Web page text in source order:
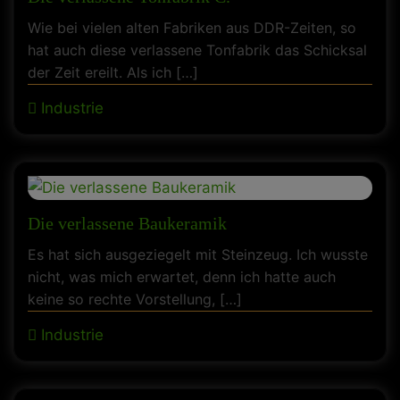
Wie bei vielen alten Fabriken aus DDR-Zeiten, so
hat auch diese verlassene Tonfabrik das Schicksal
der Zeit ereilt. Als ich […]
Industrie
Die verlassene Baukeramik
Es hat sich ausgeziegelt mit Steinzeug. Ich wusste
nicht, was mich erwartet, denn ich hatte auch
keine so rechte Vorstellung, […]
Industrie